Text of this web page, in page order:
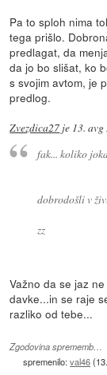
Pa to sploh nima
tega prišlo.
predlagat, da
da jo bo slišat, ko
s svojim avtom, je
predlog.
Zvezdica27 je 13.
fak... koliko
dobrodošli v
zz
Važno da se jaz
davke...in se raje
razliko od tebe...
Zgodovina sprememb…
spremenilo:val46(